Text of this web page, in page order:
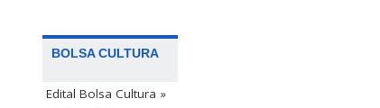
BOLSA CULTURA
Edital Bolsa Cultura »